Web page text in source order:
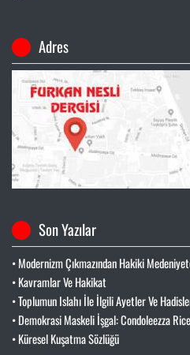
Adres
Son Yazılar
• Modernizm Çıkmazından Hakiki
• Kavramlar Ve Hakikat
• Toplumun Islahı İle İlgili Ayetler Ve
• Demokrasi Maskeli İşgal: Condoleezza
• Küresel Kuşatma Sözlüğü